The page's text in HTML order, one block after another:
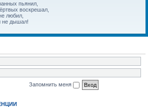
пьянил,
воскрешал,
любил,
не дышал!
Запомнить меня